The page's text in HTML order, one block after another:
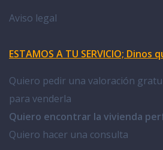
Aviso legal
ESTAMOS A TU SERVICIO; Dinos
Quiero pedir una valoración
para venderla
Quiero encontrar la vivienda
Quiero hacer una consulta